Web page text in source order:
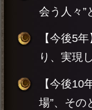
会う人々”
【今後5
り、実現
【今後10
場”、その